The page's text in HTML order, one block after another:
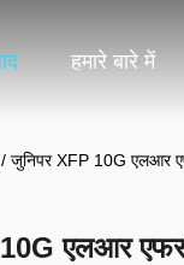
हमारे बारे में
XFP 10G एलआर
एलआर